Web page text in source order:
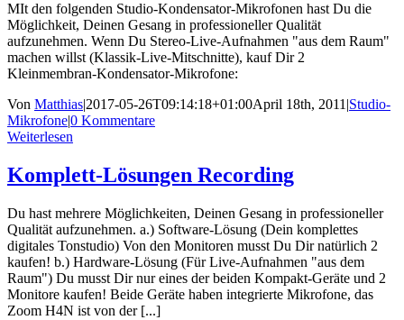
MIt den folgenden Studio-Kondensator-Mikrofonen hast Du die
Möglichkeit, Deinen Gesang in professioneller Qualität
aufzunehmen. Wenn Du Stereo-Live-Aufnahmen "aus dem Raum"
machen willst (Klassik-Live-Mitschnitte), kauf Dir 2
Kleinmembran-Kondensator-Mikrofone:
Von Matthias|2017-05-26T09:14:18+01:00April 18th, 2011 |Studio-
Mikrofone|0 Kommentare
Weiterlesen
Komplett-Lösungen Recording
Du hast mehrere Möglichkeiten, Deinen Gesang in professioneller
Qualität aufzunehmen. a.) Software-Lösung (Dein komplettes
digitales Tonstudio) Von den Monitoren musst Du Dir natürlich 2
kaufen! b.) Hardware-Lösung (Für Live-Aufnahmen "aus dem
Raum") Du musst Dir nur eines der beiden Kompakt-Geräte und 2
Monitore kaufen! Beide Geräte haben integrierte Mikrofone, das
Zoom H4N ist von der [...]